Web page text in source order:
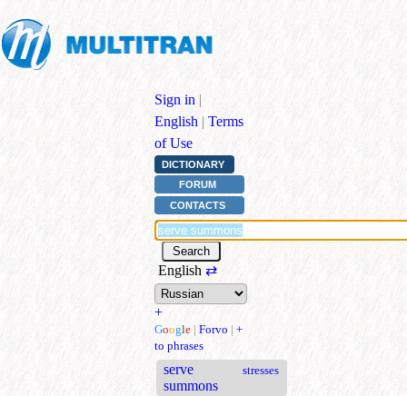
Sign in |
English | Terms
of Use
DICTIONARY
FORUM
CONTACTS
English ⇄
+
Google | Forvo | +
to phrases
serve
summons
stresses